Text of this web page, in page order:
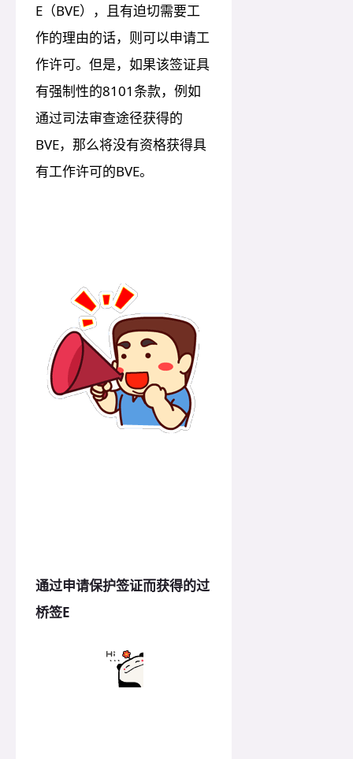
E（BVE），且有迫切需要工
作的理由的话，则可以申请工
作许可。但是，如果该签证具
有强制性的8101条款，例如
通过司法审查途径获得的
BVE，那么将没有资格获得具
有工作许可的BVE。
通过申请保护签证而获得的过
桥签E